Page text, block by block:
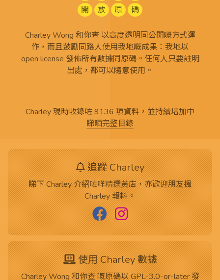
開
放 原 碼
Charley Wong 和你查 以高度透明同公開嘅方式運
作，而且鼓勵同路人使用我地嘅成果：我地以
open license 發佈所有數據同原碼。任何人只要註明
出處，都可以隨意使用。
Charley 現時收錄咗 9136 項資料，並持續增加中
睇晒完整目錄
追蹤 Charley
睇下 Charley 介紹咗咩精選黃店，亦歡迎朋友搵
Charley 報料。
使用 Charley 數據
Charley Wong 和你查 嘅原碼以GPL-3.0-or-later發